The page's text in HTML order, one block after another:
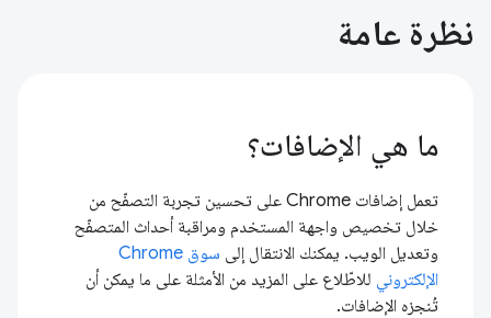
نظرة عامة
ما هي الإضافات؟
تعمل إضافات Chrome على تحسين تجربة التصفّح من
خلال تخصيص واجهة المستخدم ومراقبة أحداث المتصفّح
وتعديل الويب. يمكنك الانتقال إلى
سوق Chrome
الإلكتروني للاطّلاع على المزيد من الأمثلة على ما يمكن أن
تُنجزه الإضافات.